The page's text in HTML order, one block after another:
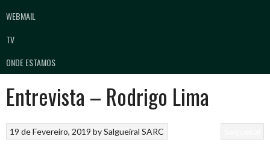
WEBMAIL
TV
ONDE ESTAMOS
Entrevista – Rodrigo Lima
19 de Fevereiro, 2019 bySalgueiral SARC